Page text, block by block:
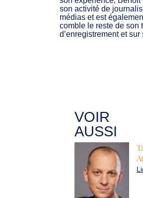
son activité de
médias et est
comble le reste de son
d’enregistrement et sur
VOIR
AUSSI